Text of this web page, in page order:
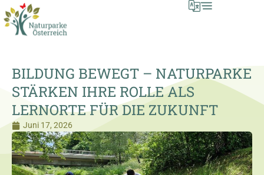
BILDUNG BEWEGT – NATURPARKE
STÄRKEN IHRE ROLLE ALS
LERNORTE FÜR DIE ZUKUNFT
Juni 17, 2026